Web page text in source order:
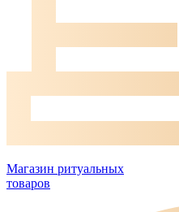
Магазин ритуальных
товаров